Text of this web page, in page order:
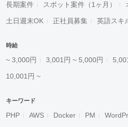
長期案件 スポット案件（1ヶ月）
土日週末OK 正社員募集 英語スキ
時給
~ 3,000円 3,001円 ~ 5,000円
10,001円 ~
キーワード
PHP AWS Docker PM